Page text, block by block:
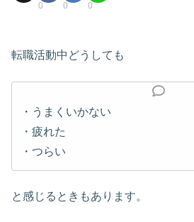
0 0 0
転職活動中どうしても
・うまくいかない
・疲れた
・つらい
と感じるときもあります。